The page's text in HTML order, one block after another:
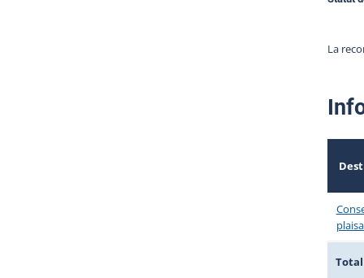
La
Total